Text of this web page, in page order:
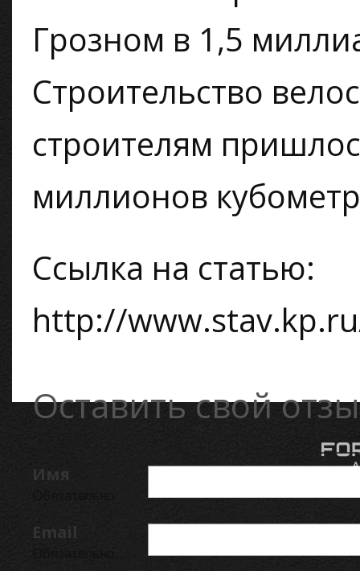
Грозном в 1,5
Строительство
строителям
миллионов
Ссылка на статью:
http://
Оставить свой
Имя
Email